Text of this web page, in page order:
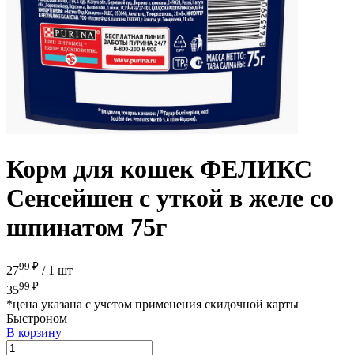
Корм для кошек ФЕЛИКС
Сенсейшен с уткой в желе со
шпинатом 75г
2799 ₽ / 1 шт
3599 ₽
*цена указана с учетом применения скидочной карты
Быстроном
В корзину